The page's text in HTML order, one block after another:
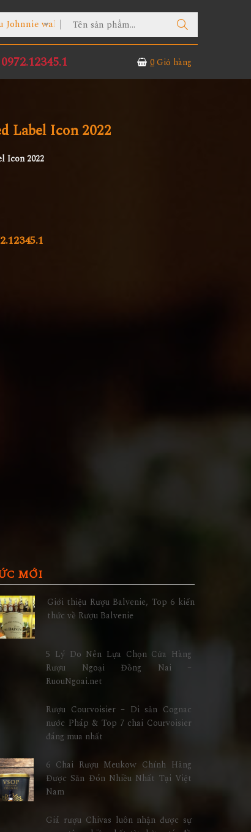
walker
0Giỏ hàng
Label Icon 2022
Icon 2022
MỚI
Giới thiệu Rượu Balvenie, Top 6 kiến
thức về Rượu Balvenie
5 Lý Do Nên Lựa Chọn Cửa Hàng
Rượu Ngoại Đồng Nai –
RuouNgoai.net
Rượu Courvoisier – Di sản Cognac
nước Pháp & Top 7 chai Courvoisier
đáng mua nhất
6 Chai Rượu Meukow Chính Hãng
Được Săn Đón Nhiều Nhất Tại Việt
Nam
Giá rượu Chivas luôn nhận được sự